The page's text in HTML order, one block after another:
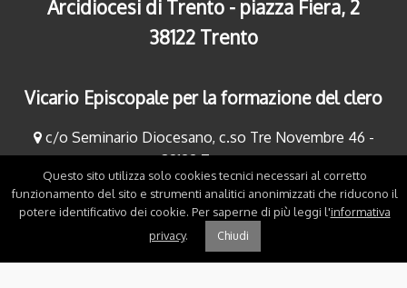
Arcidiocesi di Trento - piazza Fiera, 2
38122 Trento
Vicario Episcopale per la formazione del clero
c/o Seminario Diocesano, c.so Tre Novembre 46 -
38122 Trento
tel. 0461-91.68.86
tizianotelch@diocesitn.it
Questo sito utilizza solo cookies tecnici necessari al corretto
funzionamento del sito e strumenti analitici anonimizzati che riducono il
potere identificativo dei cookie. Per saperne di più leggi l'informativa
privacy. Chiudi